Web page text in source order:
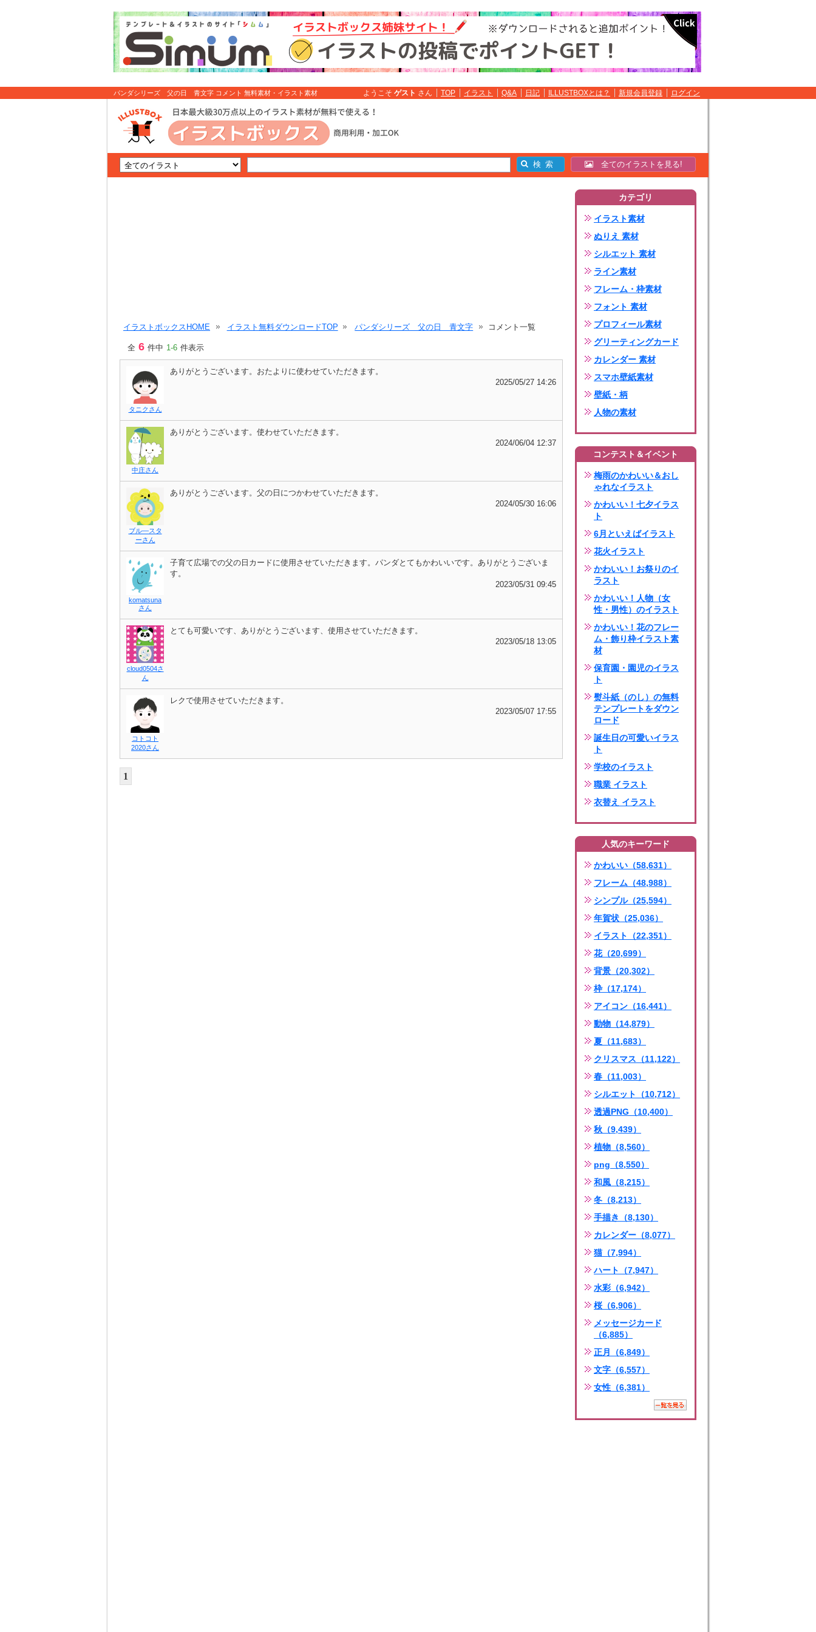
パンダシリーズ 父の日 青文字 コメント 無料素材・イラスト素材
ようこそ ゲスト さん TOP イラスト Q&A 日記 ILLUSTBOXとは？ 新規会員登録 ログイン
全てのイラストを見る!
イラストボックスHOME イラスト無料ダウンロードTOP パンダシリーズ 父の日 青文字 コメント一覧
全 6 件中 1-6 件表示
タニクさん
ありがとうございます。おたよりに使わせていただきます。
2025/05/27 14:26
中庄さん
ありがとうございます。使わせていただきます。
2024/06/04 12:37
ブル―スタ
ーさん
ありがとうございます。父の日につかわせていただきます。
2024/05/30 16:06
komatsuna
さん
子育て広場での父の日カードに使用させていただきます。パンダとてもかわいいです。ありがとうございま
す。
2023/05/31 09:45
cloud0504さ
ん
とても可愛いです、ありがとうございます、使用させていただきます。
2023/05/18 13:05
コトコト
2020さん
レクで使用させていただきます。
2023/05/07 17:55
1
カテゴリ
イラスト素材
ぬりえ 素材
シルエット 素材
ライン素材
フレーム・枠素材
フォント 素材
プロフィール素材
グリーティングカード
カレンダー 素材
スマホ壁紙素材
壁紙・柄
人物の素材
コンテスト＆イベント
梅雨のかわいい＆おし
ゃれなイラスト
かわいい！七夕イラス
ト
6月といえばイラスト
花火イラスト
かわいい！お祭りのイ
ラスト
かわいい！人物（女
性・男性）のイラスト
かわいい！花のフレー
ム・飾り枠イラスト素
材
保育園・園児のイラス
ト
熨斗紙（のし）の無料
テンプレートをダウン
ロード
誕生日の可愛いイラス
ト
学校のイラスト
職業 イラスト
衣替え イラスト
人気のキーワード
かわいい（58,631）
フレーム（48,988）
シンプル（25,594）
年賀状（25,036）
イラスト（22,351）
花（20,699）
背景（20,302）
枠（17,174）
アイコン（16,441）
動物（14,879）
夏（11,683）
クリスマス（11,122）
春（11,003）
シルエット（10,712）
透過PNG（10,400）
秋（9,439）
植物（8,560）
png（8,550）
和風（8,215）
冬（8,213）
手描き（8,130）
カレンダー（8,077）
猫（7,994）
ハート（7,947）
水彩（6,942）
桜（6,906）
メッセージカード
（6,885）
正月（6,849）
文字（6,557）
女性（6,381）